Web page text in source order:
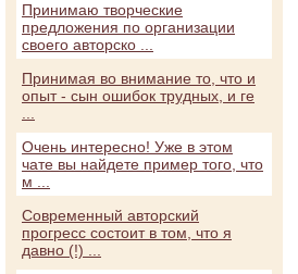
Принимаю творческие
предложения по организации
своего авторско ...
Принимая во внимание то, что и
опыт - сын ошибок трудных, и ге
Очень интересно! Уже в этом
чате вы найдете пример того, что
м ...
Современный авторский
прогресс состоит в том, что я
давно (!) ...